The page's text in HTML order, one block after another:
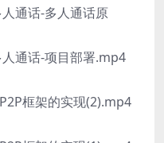
通话-多人通话原
通话-项目部署.mp4
框架的实现(2).mp4